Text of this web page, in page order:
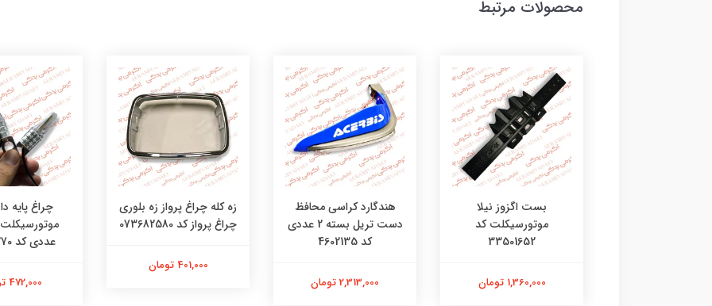
محصولات مرتبط
بست اگزوز نیلا
موتورسیکلت کد
33501652
1,360,000 تومان
هندگارد کراسی محافظ
دست تریل بسته 2 عددی
کد 4602135
2,313,000 تومان
زه کله چراغ پرواز زه بلوری
چراغ پرواز کد 073682580
401,000 تومان
چراغ پایه
عددی کد 48481270
472,000 تومان